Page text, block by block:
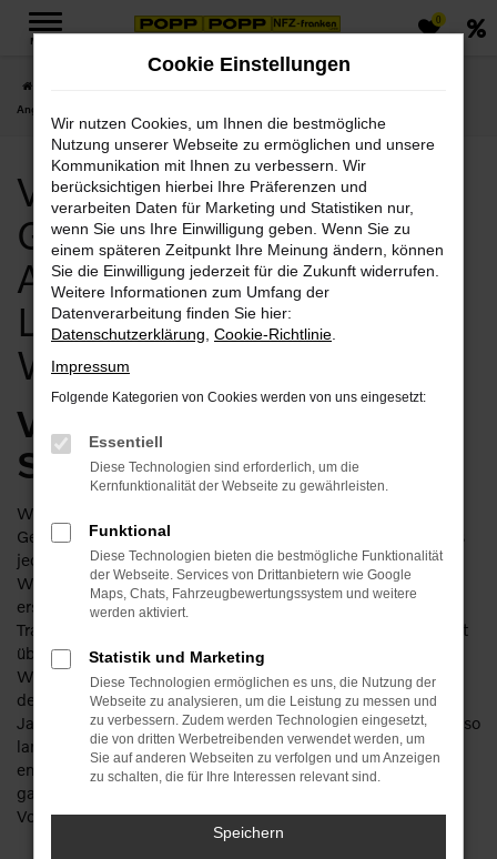
Zum
MENÜ
0
Angebote mit Lieferservice nach Weimar
Volvo Weimar, Volvo
Gebrauchtwagen
Angebote mit
Lieferservice nach
Weimar
Volvo Gebrauchtwagen –
Sparvorteil für Weimar
Wer beim Autokauf Geld sparen möchte, steigt in einen
Gebrauchten. Was hinlänglich bekannt ist, bekommt bei uns
jedoch eine neue Wendung. Volvo Gebrauchtwagen für
Weimar sind nicht nur besonders günstig, sondern auch in
erstklassigem Zustand. Unser Unternehmen blickt auf eine
Tradition von mehr als 110 Jahren zurück. Wir verfügen somit
über enorme Erfahrung und natürlich die entsprechenden
Werkstattkapazitäten, um jeden Volvo Gebrauchtwagen vor
dem Verkauf gründlich zu prüfen. Wir arbeiten seit
Jahrzehnten mit diesem Hersteller zusammen und sind ebenso
lange für unsere Kundschaft in Weimar tätig. So entstehen
enge Bindungen und Vertrauensverhältnisse und Sie steigen
ganz sicher in einem perfekt gepflegten und mangelfreien
Volvo Gebrauchtwagen.
Cookie Einstellungen
Wir nutzen Cookies, um Ihnen die bestmögliche
Nutzung unserer Webseite zu ermöglichen und unsere
Kommunikation mit Ihnen zu verbessern. Wir
berücksichtigen hierbei Ihre Präferenzen und
verarbeiten Daten für Marketing und Statistiken nur,
wenn Sie uns Ihre Einwilligung geben. Wenn Sie zu
einem späteren Zeitpunkt Ihre Meinung ändern, können
Sie die Einwilligung jederzeit für die Zukunft widerrufen.
Weitere Informationen zum Umfang der
Datenverarbeitung finden Sie hier:
Datenschutzerklärung Cookie-Richtlinie
Impressum
Folgende Kategorien von Cookies werden von uns eingesetzt:
Essentiell
Diese Technologien sind erforderlich, um die
Kernfunktionalität der Webseite zu gewährleisten.
Funktional
Diese Technologien bieten die bestmögliche Funktionalität
der Webseite. Services von Drittanbietern wie Google
Maps, Chats, Fahrzeugbewertungssystem und weitere
werden aktiviert.
Statistik und Marketing
Diese Technologien ermöglichen es uns, die Nutzung der
Webseite zu analysieren, um die Leistung zu messen und
zu verbessern. Zudem werden Technologien eingesetzt,
die von dritten Werbetreibenden verwendet werden, um
Sie auf anderen Webseiten zu verfolgen und um Anzeigen
zu schalten, die für Ihre Interessen relevant sind.
Speichern